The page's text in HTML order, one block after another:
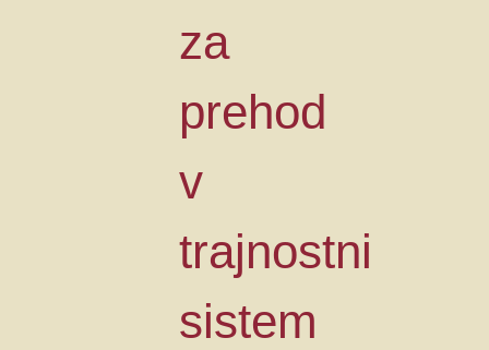
za
prehod
v
trajnostni
sistem